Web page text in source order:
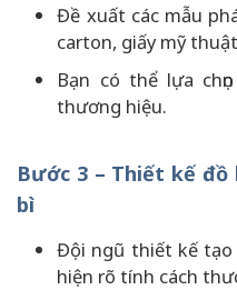
Đề xuất các mẫu
carton, giấy mỹ
Bạn có thể lựa
thương hiệu.
Bước 3 – Thiết kế đồ
bì
Đội ngũ thiết kế tạo
hiện rõ tính cách